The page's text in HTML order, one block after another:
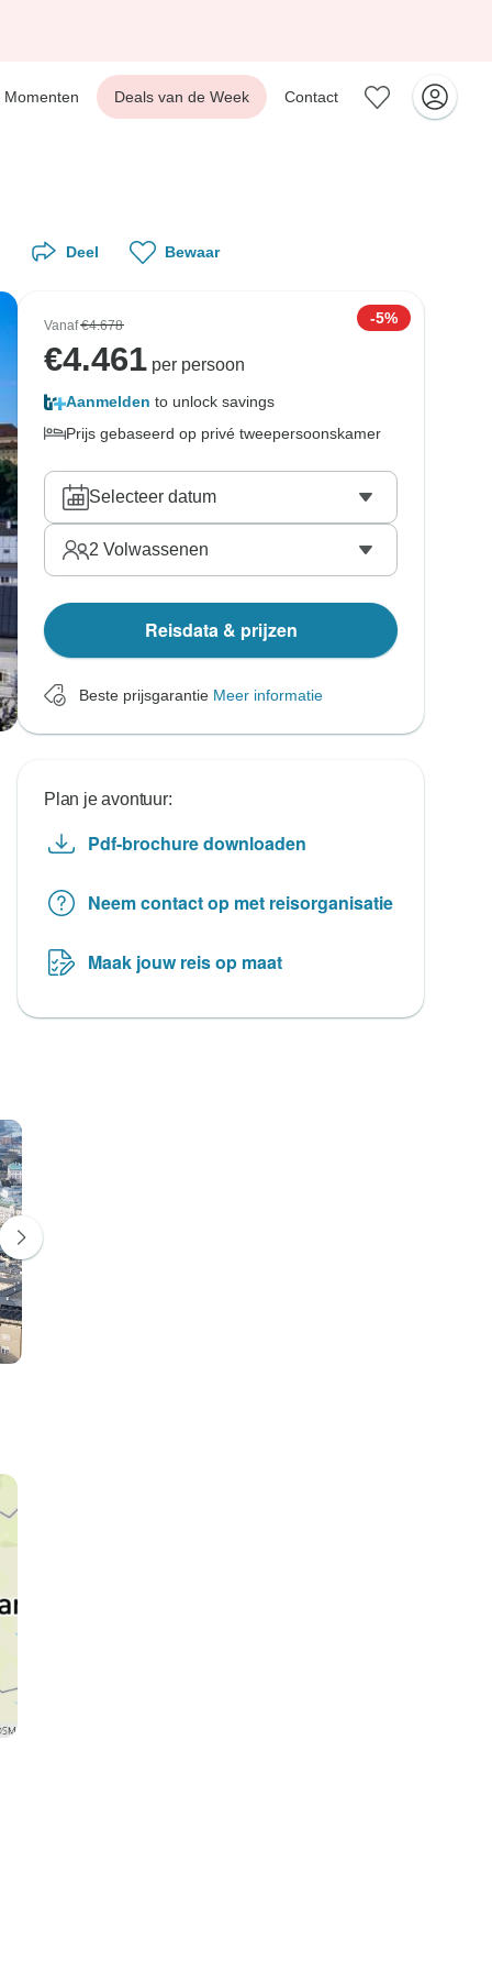
Momenten Deals van de Week Contact
Deel Bewaar
Vanaf€4.678 -5%
€4.461 per persoon
Aanmelden to unlock savings
Prijs gebaseerd op privé tweepersoonskamer
Selecteer datum
2 Volwassenen
Reisdata & prijzen
Beste prijsgarantie Meer informatie
Plan je avontuur:
Pdf-brochure downloaden
Neem contact op met reisorganisatie
Maak jouw reis op maat